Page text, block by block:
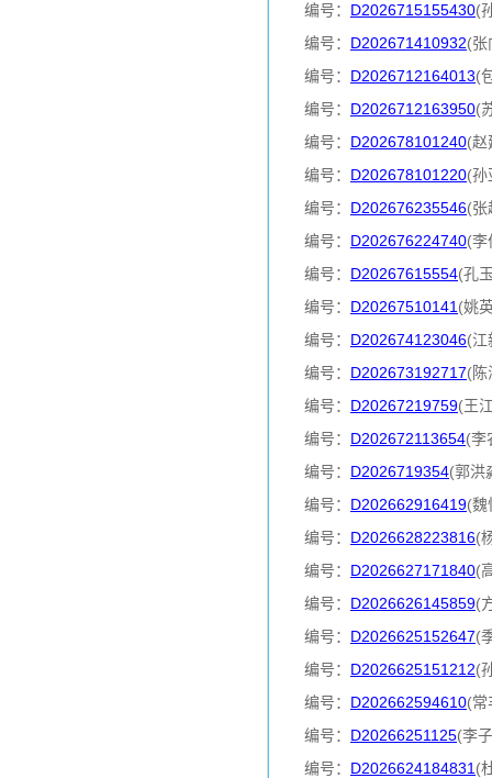
编号： D2026715155430(
编号： D202671410932(
编号： D2026712164013(
编号： D2026712163950(
编号： D202678101240(
编号： D202678101220(
编号： D202676235546(
编号： D202676224740(
编号： D20267615554(孔
编号： D20267510141 (姚
编号： D202674123046(
编号： D202673192717(
编号： D20267219759(王
编号： D202672113654(李
编号： D2026719354(郭洪
编号： D202662916419(
编号： D2026628223816(
编号： D2026627171840(
编号： D2026626145859(
编号： D2026625152647(
编号： D2026625151212(
编号： D202662594610(
编号： D20266251125(李
编号： D2026624184831 (